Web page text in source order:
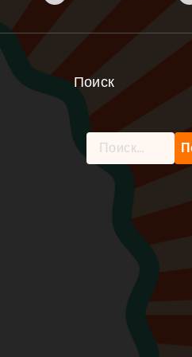
Поиск
Найти: